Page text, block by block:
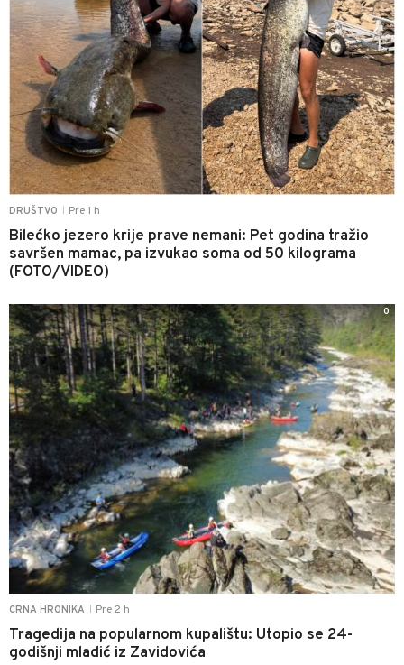
DRUŠTVO Pre 1 h
Bilećko jezero krije prave nemani: Pet godina tražio
savršen mamac, pa izvukao soma od 50 kilograma
(FOTO/VIDEO)
CRNA HRONIKA Pre 2 h
Tragedija na popularnom kupalištu: Utopio se 24-
godišnji mladić iz Zavidovića
0